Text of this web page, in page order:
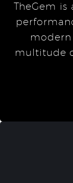
TheGem is
multitude